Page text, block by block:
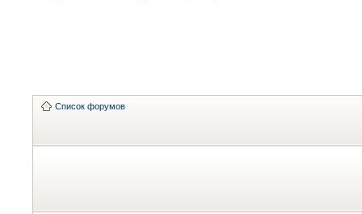
Список форумов